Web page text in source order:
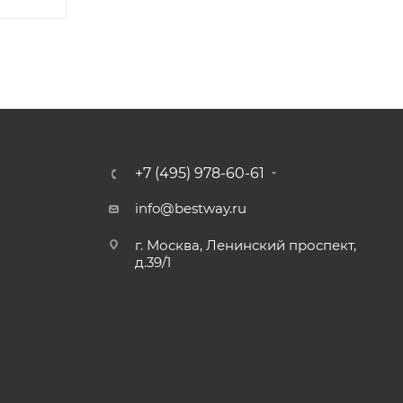
+7 (495) 978-60-61
info@bestway.ru
г. Москва, Ленинский проспект,
д.39/1